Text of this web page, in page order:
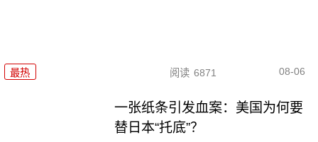
最热 阅读 6871 08-06
一张纸条引发血案：美国为何要
替日本“托底”？